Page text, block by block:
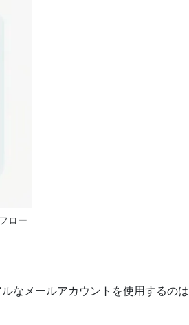
ロー
なメールアカウントを使用するのは